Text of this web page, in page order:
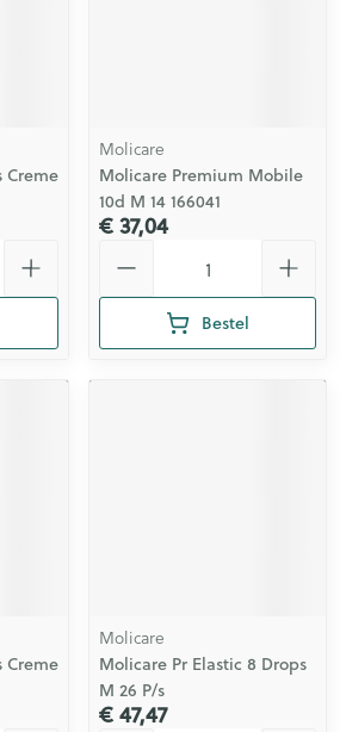
Creme
Molicare
Molicare Premium Mobile
10d M 14 166041
€ 37,04
Bestel
Creme
Molicare
Molicare Pr Elastic 8 Drops
M 26 P/s
€ 47,47